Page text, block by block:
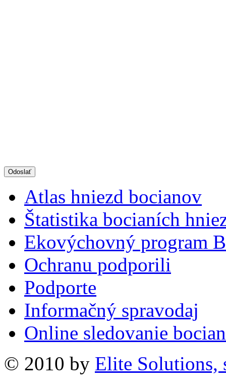
Atlas hniezd bocianov
Štatistika bocianích
Ekovýchovný program
Ochranu podporili
Podporte
Informačný spravodaj
Online sledovanie
© 2010 by Elite Solutions,